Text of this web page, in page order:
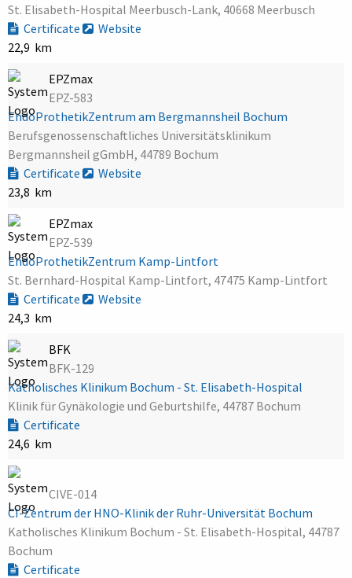
St. Elisabeth-Hospital Meerbusch-Lank, 40668 Meerbusch
Certificate
Website
22,9 km
EPZmax
EPZ-583
EndoProthetikZentrum am Bergmannsheil Bochum
Berufsgenossenschaftliches Universitätsklinikum
Bergmannsheil gGmbH, 44789 Bochum
Certificate
Website
23,8 km
EPZmax
EPZ-539
EndoProthetikZentrum Kamp-Lintfort
St. Bernhard-Hospital Kamp-Lintfort, 47475 Kamp-Lintfort
Certificate
Website
24,3 km
BFK
BFK-129
Katholisches Klinikum Bochum - St. Elisabeth-Hospital
Klinik für Gynäkologie und Geburtshilfe, 44787 Bochum
Certificate
24,6 km
CIVE-014
CI-Zentrum der HNO-Klinik der Ruhr-Universität Bochum
Katholisches Klinikum Bochum - St. Elisabeth-Hospital, 44787
Bochum
Certificate